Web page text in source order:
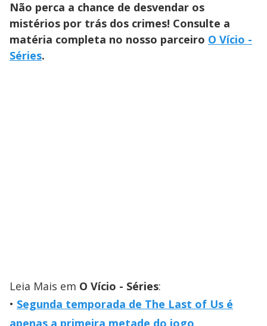
Não perca a chance de desvendar os
mistérios por trás dos crimes! Consulte a
matéria completa no nosso parceiro O Vício -
Séries.
Leia Mais em O Vício - Séries:
Segunda temporada de The Last of Us é
apenas a primeira metade do jogo